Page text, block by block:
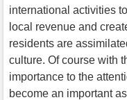
international activities
local revenue and
residents are
culture. Of course with
importance to the
become an important